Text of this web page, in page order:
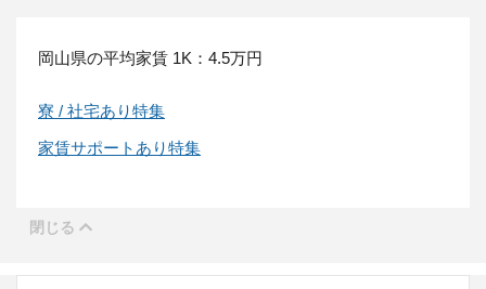
岡山県の平均家賃 1K：4.5万円
寮 / 社宅あり特集
家賃サポートあり特集